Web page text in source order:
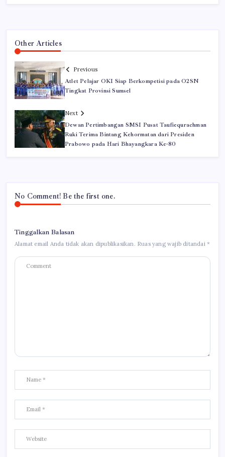
Other Articles
Previous
Atlet Pelajar OKI Siap Berkompetisi pada O2SN
Tingkat Provinsi Sumsel
Next
Dewan Pertimbangan SMSI Pusat Taufiequrachman
Ruki Terima Bintang Kehormatan dari Presiden
Prabowo pada Hari Bhayangkara Ke-80
No Comment! Be the first one.
Tinggalkan Balasan
Alamat email Anda tidak akan dipublikasikan. Ruas yang wajib ditandai*